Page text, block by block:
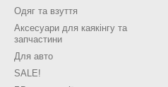
Одяг та взуття
Аксесуари для каякінгу та
запчастини
Для авто
SALE!